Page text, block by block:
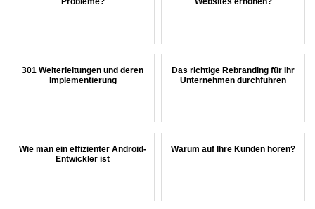
301 Weiterleitungen und deren
Implementierung
Das richtige Rebranding für Ihr
Unternehmen durchführen
Wie man ein effizienter Android-
Entwickler ist
Warum auf Ihre Kunden hören?